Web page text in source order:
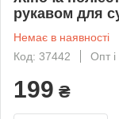
рукавом для
Немає в наявності
Код: 37442
Опт і
199 ₴